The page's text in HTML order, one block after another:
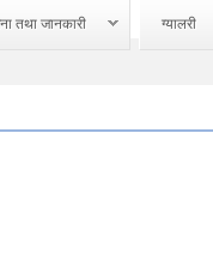
तथा जानकारी ग्यालरी